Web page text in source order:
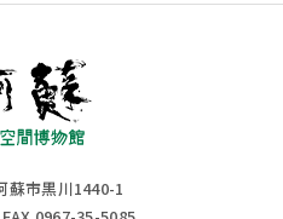
蘇市黒川1440-1